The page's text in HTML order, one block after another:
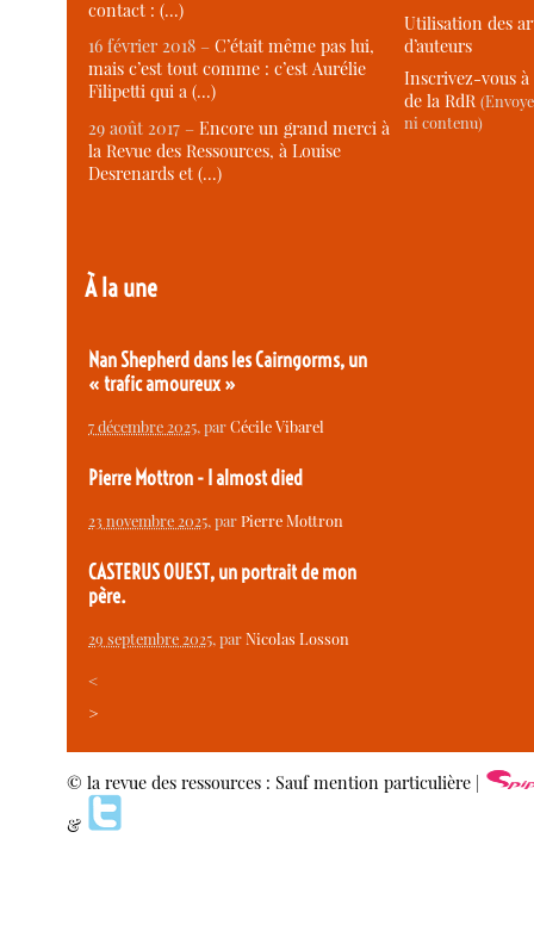
contact : (…)
16 février 2018 –C’était même pas lui,
mais c’est tout comme : c’est Aurélie
Filipetti qui a (…)
29 août 2017 –Encore un grand merci à
la Revue des Ressources, à Louise
Desrenards et (…)
À la une
Nan Shepherd dans les Cairngorms, un
« trafic amoureux »
7 décembre 2025, parCécile Vibarel
Pierre Mottron - I almost died
23 novembre 2025, parPierre Mottron
CASTERUS OUEST, un portrait de mon
père.
29 septembre 2025, parNicolas Losson
<
>
Utilisation des
d’auteurs
Inscrivez-vous
de la RdR
ni contenu)
© la revue des ressources : Sauf mention particulière |
&